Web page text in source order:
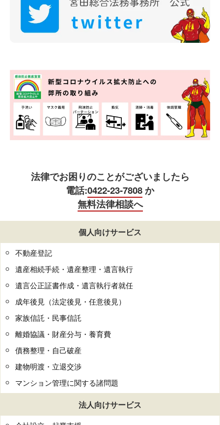
法律でお困りのことがございましたら
電話:0422-23-7808か
無料法律相談へ
個人向けサービス
不動産登記
遺産相続手続・遺産整理・遺言執行
遺言公正証書作成・遺言執行者就任
成年後見（法定後見・任意後見）
家族信託・民事信託
離婚協議・財産分与・養育費
債務整理・自己破産
建物明渡・立退交渉
マンション管理に関する諸問題
法人向けサービス